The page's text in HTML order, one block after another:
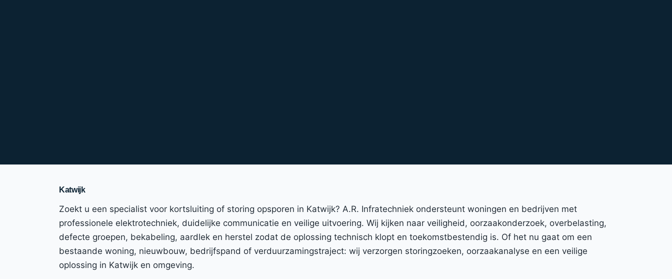
Katwijk
Zoekt u een specialist voor kortsluiting of storing opsporen in Katwijk? A.R. Infratechniek ondersteunt woningen en bedrijven met
professionele elektrotechniek, duidelijke communicatie en veilige uitvoering. Wij kijken naar veiligheid, oorzaakonderzoek, overbelasting,
defecte groepen, bekabeling, aardlek en herstel zodat de oplossing technisch klopt en toekomstbestendig is. Of het nu gaat om een
bestaande woning, nieuwbouw, bedrijfspand of verduurzamingstraject: wij verzorgen storingzoeken, oorzaakanalyse en een veilige
oplossing in Katwijk en omgeving.